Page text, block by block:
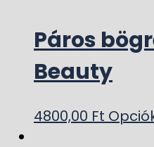
Páros
Beauty
4800,00 Ft